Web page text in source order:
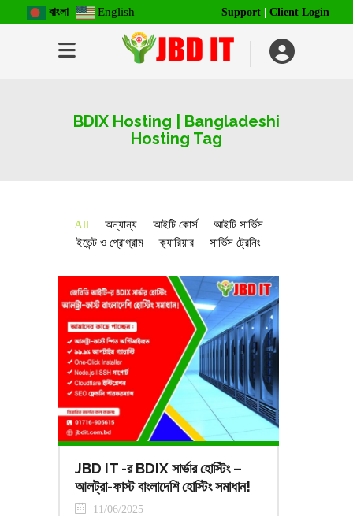
বাংলা English Support Client Login
BDIX Hosting | Bangladeshi
Hosting Tag
All অন্যান্য আইটি কোর্স
আইটি সার্ভিস
ইভেন্ট ও প্রোগ্রাম
ক্যারিয়ার সার্ভিস ট্রেনিং
JBD IT -র BDIX সার্ভার হোস্টিং –
আলট্রা-ফাস্ট বাংলাদেশি হোস্টিং সমাধান!
11/06/2025